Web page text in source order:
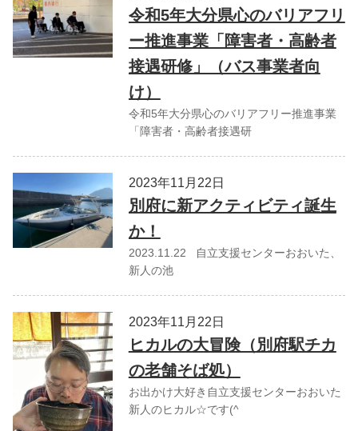
令和5年大分県心のバリアフリ
ー推進事業「障害者・高齢者
接遇研修」（バス事業者向
け）
令和5年大分県心のバリアフリー推進事業
「障害者・高齢者接遇研
2023年11月22日
別府に新アクティビティ誕生
か！
2023.11.22 自立支援センターおおいた、
新人の池
2023年11月22日
ヒカルの大冒険（別府駅チカ
の老舗そば処）
お出かけ大好き自立支援センターおおいた
新人のヒカル☆です(^